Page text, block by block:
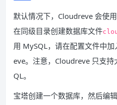
默认情况下，Cloudreve 会使
在同级目录创建数据库文件
用 MySQL，请在配置文件中
eve。注意，Cloudreve 只支
QL。
宝塔创建一个数据库，然后编